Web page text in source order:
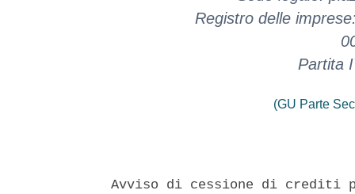
Registro delle
Partita
(GU Parte
Avviso di cessione di